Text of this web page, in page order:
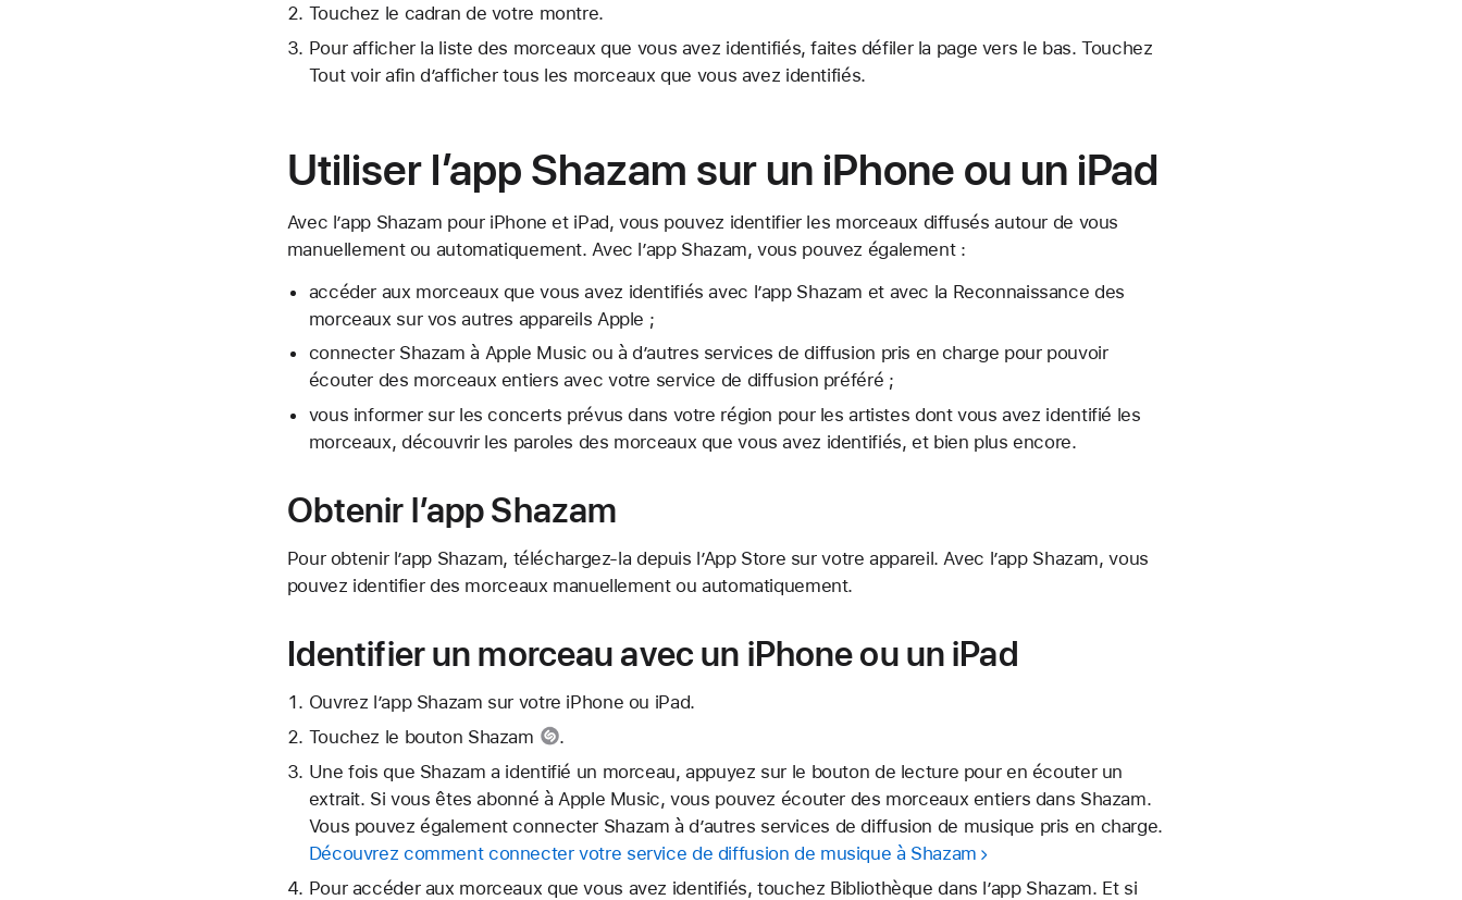
Touchez le cadran de votre montre.
Pour afficher la liste des morceaux que vous avez identifiés, faites défiler la page vers le bas. Touchez
Tout voir afin d’afficher tous les morceaux que vous avez identifiés.
Utiliser l’app Shazam sur un iPhone ou un iPad
Avec l’app Shazam pour iPhone et iPad, vous pouvez identifier les morceaux diffusés autour de vous
manuellement ou automatiquement. Avec l’app Shazam, vous pouvez également :
accéder aux morceaux que vous avez identifiés avec l’app Shazam et avec la Reconnaissance des
morceaux sur vos autres appareils Apple ;
connecter Shazam à Apple Music ou à d’autres services de diffusion pris en charge pour pouvoir
écouter des morceaux entiers avec votre service de diffusion préféré ;
vous informer sur les concerts prévus dans votre région pour les artistes dont vous avez identifié les
morceaux, découvrir les paroles des morceaux que vous avez identifiés, et bien plus encore.
Obtenir l’app Shazam
Pour obtenir l’app Shazam, téléchargez-la depuis l’App Store sur votre appareil. Avec l’app Shazam, vous
pouvez identifier des morceaux manuellement ou automatiquement.
Identifier un morceau avec un iPhone ou un iPad
Ouvrez l’app Shazam sur votre iPhone ou iPad.
Touchez le bouton Shazam
.
Une fois que Shazam a identifié un morceau, appuyez sur le bouton de lecture pour en écouter un
extrait. Si vous êtes abonné à Apple Music, vous pouvez écouter des morceaux entiers dans Shazam.
Vous pouvez également connecter Shazam à d’autres services de diffusion de musique pris en charge.
Découvrez comment connecter votre service de diffusion de musique à Shazam
Pour accéder aux morceaux que vous avez identifiés, touchez Bibliothèque dans l’app Shazam. Et si